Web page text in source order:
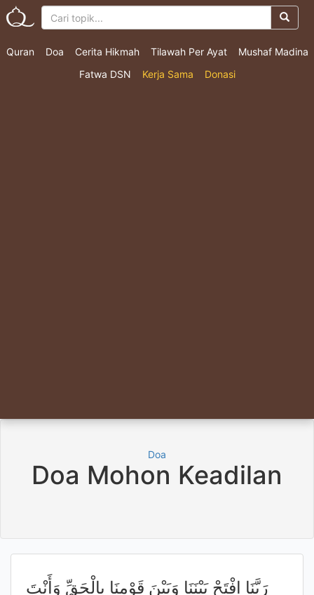
Quran Doa Cerita Hikmah Tilawah Per Ayat
Mushaf Madina
Fatwa DSN
Kerja Sama Donasi
Doa
Doa Mohon Keadilan